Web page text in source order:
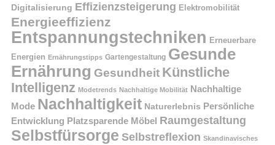
Digitalisierung Effizienzsteigerung Elektromobilität
Energieeffizienz
Entspannungstechniken Erneuerbare
Energien Ernährungstipps Gartengestaltung Gesunde
Ernährung Gesundheit Künstliche
Intelligenz Modetrends Nachhaltige Mobilität Nachhaltige
Mode Nachhaltigkeit Naturerlebnis Persönliche
Entwicklung Platzsparende Möbel Raumgestaltung
Selbstfürsorge Selbstreflexion Skandinavisches